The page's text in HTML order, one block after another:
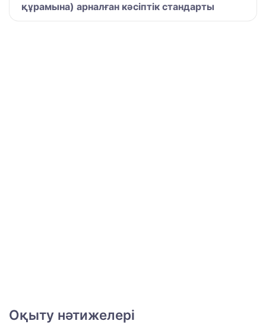
құрамына) арналған кәсіптік стандарты
Оқыту нәтижелері